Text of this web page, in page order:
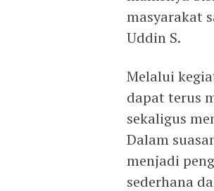
masyarakat
Uddin S.
Melalui
dapat terus
sekaligus
Dalam
menjadi
sederhana